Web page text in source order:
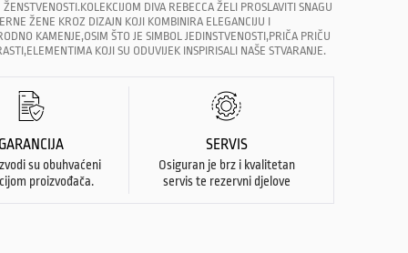
ŽENSTVENOSTI.KOLEKCIJOM DIVA REBECCA ŽELI PROSLAVITI SNAGU
ŽENE KROZ DIZAJN KOJI KOMBINIRA ELEGANCIJU I
KAMENJE,OSIM ŠTO JE SIMBOL JEDINSTVENOSTI,PRIČA PRIČU
KOJI SU ODUVIJEK INSPIRISALI NAŠE STVARANJE.
su obuhvaćeni
proizvođača.
SERVIS
Osiguran je brz i kvalitetan
servis te rezervni djelove